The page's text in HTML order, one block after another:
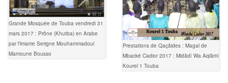
Grande Mosquée de Touba vendredi 31
mars 2017 : Prône (Khutba) en Arabe
par l’imame Serigne Mouhammadoul
Mamoune Bousso
Prestations de Qaçâides : Magal de
Mbacké Cadior 2017 : Midâdî Wa Aqlâmî
Kourel 1 Touba